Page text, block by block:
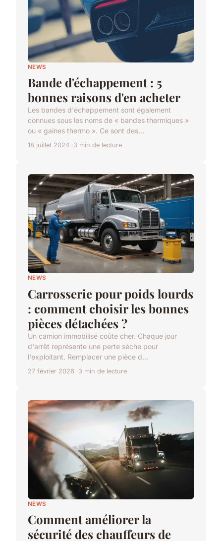
NEWS
Bande d'échappement : 5
bonnes raisons d'en acheter
Les bandes d'échappement sont également
connues sous les noms de « bandes thermiques »
ou « gaines thermo ». Ce sont des...
18 juillet 2024 3 min de lecture
NEWS
Carrosserie pour poids lourds
: comment choisir les bonnes
pièces détachées ?
Un camion immobilisé coûte cher. Chaque jour
d'arrêt représente une perte sèche pour
l'exploitant. Remplacer une pièce d...
27 février 2026 3 min de lecture
NEWS
Comment améliorer la
sécurité des chauffeurs de